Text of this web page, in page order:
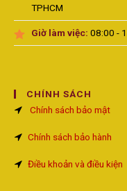
TPHCM
Giờ làm việc: 08:00 -
CHÍNH SÁCH
Chính sách bảo mật
Chính sách bảo hành
Điều khoản và điều kiện